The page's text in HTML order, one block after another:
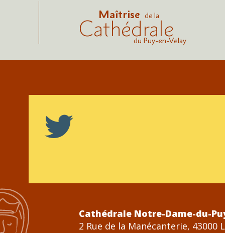
Maîtrise de la
Cathédrale
du Puy-en-Velay
Cathédrale Notre-Dame-du-
2 Rue de la Manécanterie, 43000